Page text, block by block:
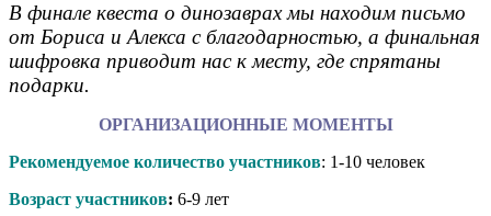
В финале квеста о динозаврах мы находим письмо
от Бориса и Алекса с благодарностью, а финальная
шифровка приводит нас к месту, где спрятаны
подарки.
ОРГАНИЗАЦИОННЫЕ МОМЕНТЫ
Рекомендуемое количество участников: 1-10 человек
Возраст участников: 6-9 лет